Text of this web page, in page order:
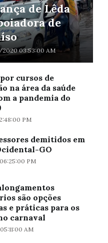
de Lêda
de
03:53:00 AM
cursos de
na área da saúde
a pandemia do
PM
demitidos em
GO
PM
são opções
e práticas para os
carnaval
AM